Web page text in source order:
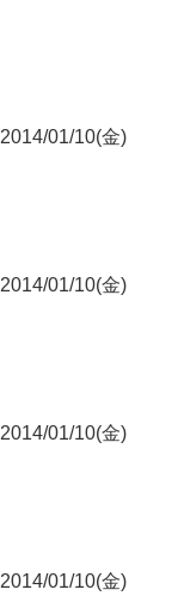
2014/01/10(金)
2014/01/10(金)
2014/01/10(金)
2014/01/10(金)